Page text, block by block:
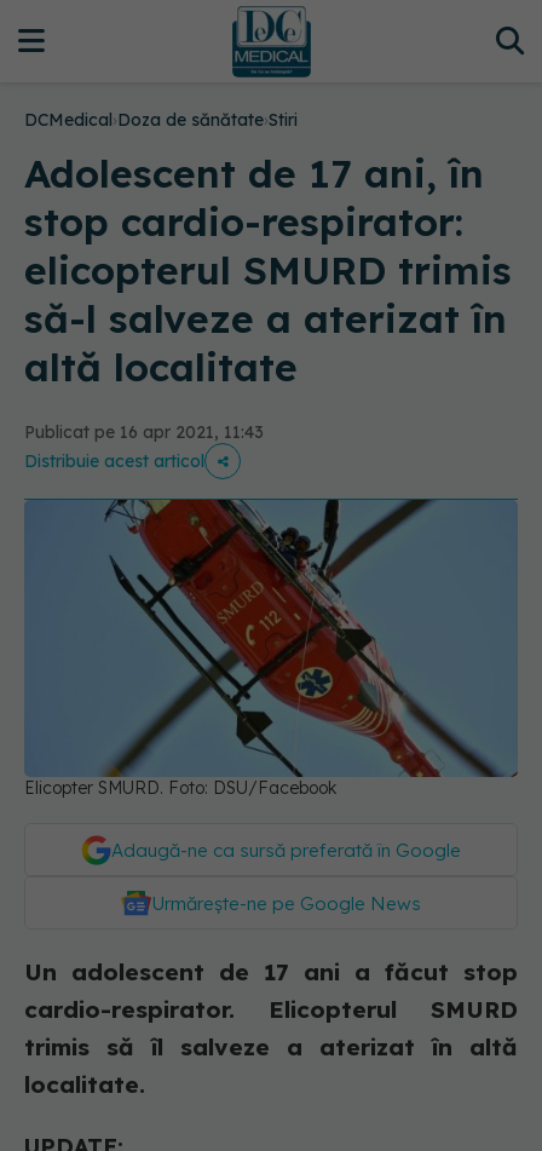
DCMedical›Doza de sănătate›Stiri
Adolescent de 17 ani, în
stop cardio-respirator:
elicopterul SMURD trimis
să-l salveze a aterizat în
altă localitate
Publicat pe 16 apr 2021, 11:43
Distribuie acest articol
Elicopter SMURD. Foto: DSU/Facebook
Adaugă-ne ca sursă preferată în Google
Urmărește-ne pe Google News
Un adolescent de 17 ani a făcut stop
cardio-respirator. Elicopterul SMURD
trimis să îl salveze a aterizat în altă
localitate.